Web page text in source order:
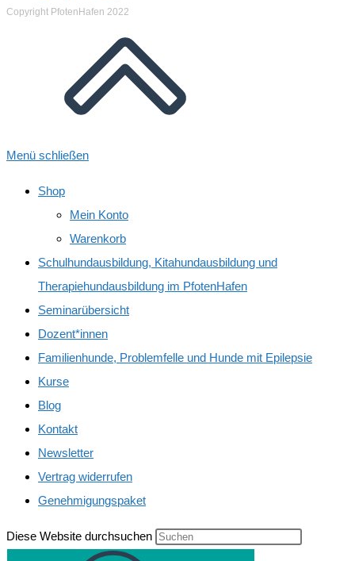
Copyright PfotenHafen 2022
Menü schließen
Shop
Mein Konto
Warenkorb
Schulhundausbildung, Kitahundausbildung und
Therapiehundausbildung im PfotenHafen
Seminarübersicht
Dozent*innen
Familienhunde, Problemfelle und Hunde mit Epilepsie
Kurse
Blog
Kontakt
Newsletter
Vertrag widerrufen
Genehmigungspaket
Diese Website durchsuchen